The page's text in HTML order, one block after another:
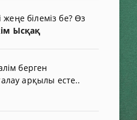
жеңе білеміз бе? Өз
Ысқақ
берген
арқылы есте..